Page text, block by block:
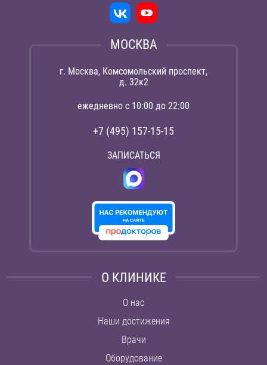
МОСКВА
г. Москва, Комсомольский проспект,
д. 32к2
ежедневно с 10:00 до 22:00
+7 (495) 157-15-15
ЗАПИСАТЬСЯ
О КЛИНИКЕ
О нас
Наши достижения
Врачи
Оборудование